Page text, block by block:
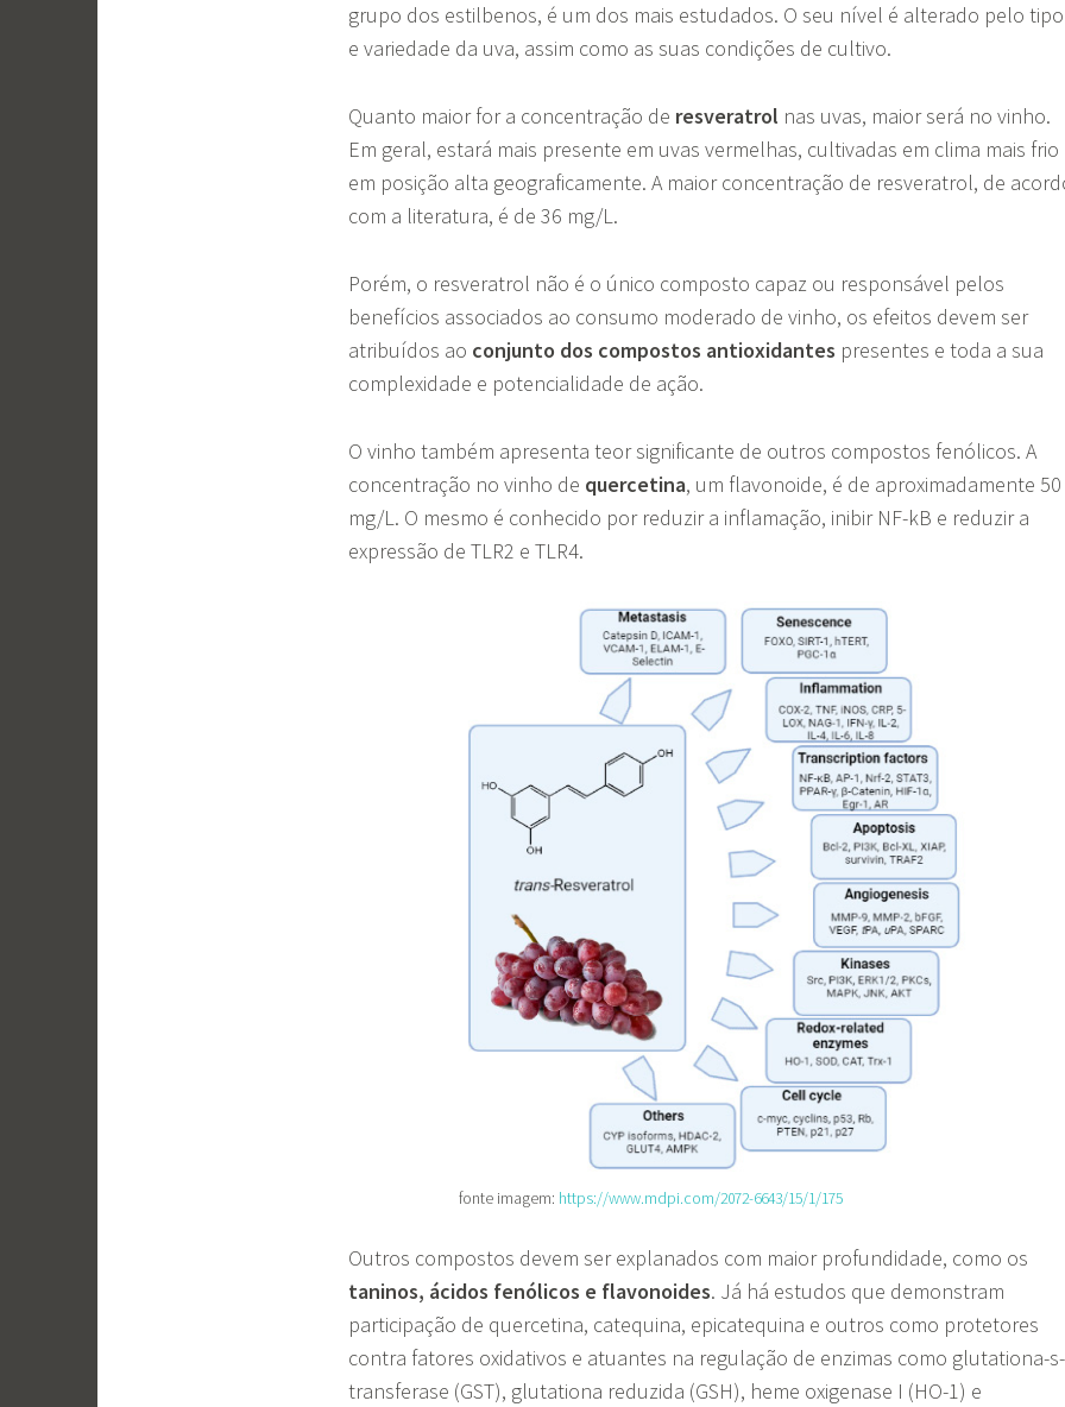
grupo dos estilbenos, é um dos mais estudados. O seu nível é alterado pelo tipo
e variedade da uva, assim como as suas condições de cultivo.
Quanto maior for a concentração de resveratrol nas uvas, maior será no vinho.
Em geral, estará mais presente em uvas vermelhas, cultivadas em clima mais frio
em posição alta geograficamente. A maior concentração de resveratrol, de
com a literatura, é de 36 mg/L.
​​Porém, o resveratrol não é o único composto capaz ou responsável pelos
benefícios associados ao consumo moderado de vinho, os efeitos devem ser
atribuídos ao conjunto dos compostos antioxidantes presentes e toda a sua
complexidade e potencialidade de ação.
O vinho também apresenta teor significante de outros compostos fenólicos. A
concentração no vinho de quercetina, um flavonoide, é de aproximadamente 50
mg/L. O mesmo é conhecido por reduzir a inflamação, inibir NF-kB e reduzir a
expressão de TLR2 e TLR4.
fonte imagem: https://www.mdpi.com/2072-6643/15/1/175
Outros compostos devem ser explanados com maior profundidade, como os
taninos, ácidos fenólicos e flavonoides. Já há estudos que demonstram
participação de quercetina, catequina, epicatequina e outros como protetores
contra fatores oxidativos e atuantes na regulação de enzimas como glutationa-s-
transferase (GST), glutationa reduzida (GSH), heme oxigenase I (HO-1) e